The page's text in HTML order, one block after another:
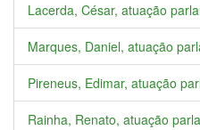
Lacerda, César, atuação
Marques, Daniel, atuação
Pireneus, Edimar, atuação
Rainha, Renato, atuação